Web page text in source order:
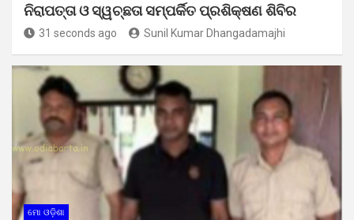
ନିରାପତ୍ତା ଓ ସ୍ୱଚ୍ଛତା ସମ୍ପର୍କିତ ପ୍ରଶିକ୍ଷଣ ଶିବିର
31 seconds ago Sunil Kumar Dhangadamajhi
ମୋ ଓଡ଼ିଶା